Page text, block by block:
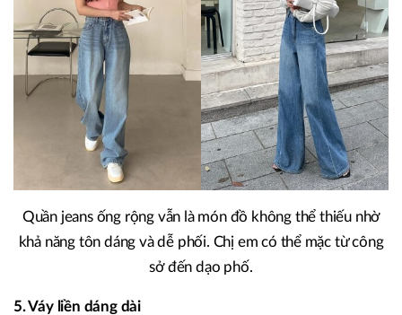
Quần jeans ống rộng vẫn là món đồ không thể thiếu nhờ
khả năng tôn dáng và dễ phối. Chị em có thể mặc từ công
sở đến dạo phố.
5. Váy liền dáng dài